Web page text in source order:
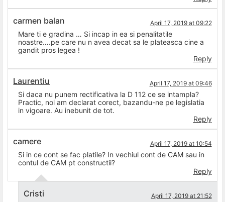
carmen balan April 17, 2019 at 09:22
Mare ti e gradina … Si incap in ea si penalitatile
noastre….pe care nu n avea decat sa le plateasca cine a
gandit pros legea !
Reply
Laurentiu April 17, 2019 at 09:46
Si daca nu punem rectificativa la D 112 ce se intampla?
Practic, noi am declarat corect, bazandu-ne pe legislatia
in vigoare. Au inebunit de tot.
Reply
camere April 17, 2019 at 10:54
Si in ce cont se fac platile? In vechiul cont de CAM sau in
contul de CAM pt constructii?
Reply
Cristi April 17, 2019 at 21:52